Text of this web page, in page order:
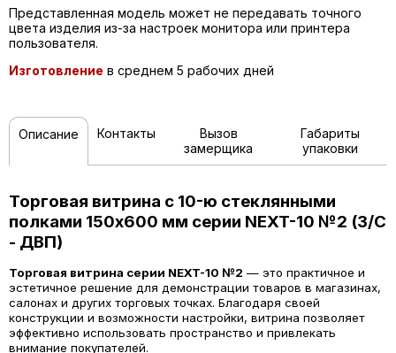
Представленная модель может не передавать точного
цвета изделия из-за настроек монитора или принтера
пользователя.
Изготовление в среднем 5 рабочих дней
Описание Контакты
Вызов
замерщика
Габариты
упаковки
Торговая витрина с 10-ю стеклянными
полками 150x600 мм серии NEXT-10 №2 (З/C
- ДВП)
Торговая витрина серии NEXT-10 №2 — это практичное и
эстетичное решение для демонстрации товаров в магазинах,
салонах и других торговых точках. Благодаря своей
конструкции и возможности настройки, витрина позволяет
эффективно использовать пространство и привлекать
внимание покупателей.